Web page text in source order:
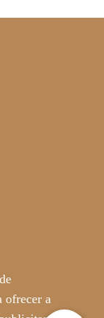
ofrecer a